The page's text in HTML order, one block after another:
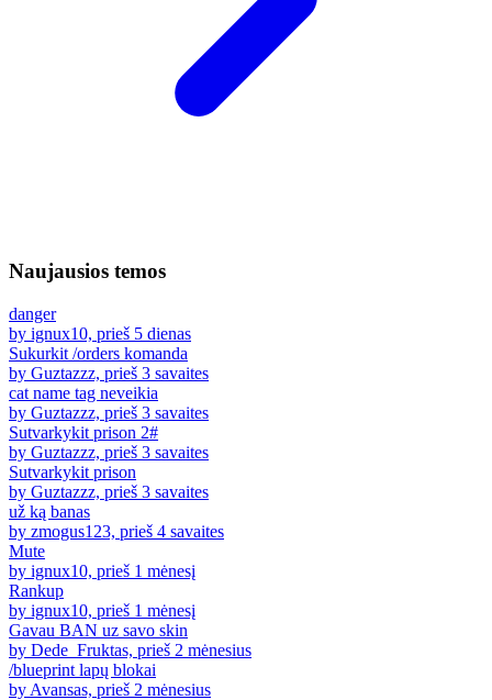
Naujausios temos
danger
by ignux10, prieš 5 dienas
Sukurkit /orders komanda
by Guztazzz, prieš 3 savaites
cat name tag neveikia
by Guztazzz, prieš 3 savaites
Sutvarkykit prison 2#
by Guztazzz, prieš 3 savaites
Sutvarkykit prison
by Guztazzz, prieš 3 savaites
už ką banas
by zmogus123, prieš 4 savaites
Mute
by ignux10, prieš 1 mėnesį
Rankup
by ignux10, prieš 1 mėnesį
Gavau BAN uz savo skin
by Dede_Fruktas, prieš 2 mėnesius
/blueprint lapų blokai
by Avansas, prieš 2 mėnesius